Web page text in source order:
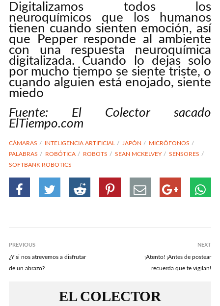
Digitalizamos todos los
neuroquímicos que los humanos
tienen cuando sienten emoción, así
que Pepper responde al ambiente
con una respuesta neuroquímica
digitalizada. Cuando lo dejas solo
por mucho tiempo se siente triste, o
cuando alguien está enojado, siente
miedo
Fuente: El Colector sacado
ElTiempo.com
CÁMARAS INTELIGENCIA ARTIFICIAL JAPÓN
MICRÓFONOS
PALABRAS
ROBÓTICA ROBOTS SEAN MCKELVEY
SENSORES
SOFTBANK ROBOTICS
PREVIOUS
¿Y si nos atrevemos a disfrutar
de un abrazo?
NEXT
¡Atento! ¡Antes de postear
recuerda que te vigilan!
EL COLECTOR